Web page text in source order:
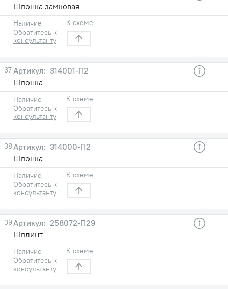
Шпонка замковая
Наличие
Обратитесь к
консультанту
К схеме
37
314001-П2
Шпонка
Наличие
Обратитесь к
консультанту
К схеме
38
314000-П2
Шпонка
Наличие
Обратитесь к
консультанту
К схеме
39
258072-П29
Шплинт
Наличие
Обратитесь к
консультанту
К схеме